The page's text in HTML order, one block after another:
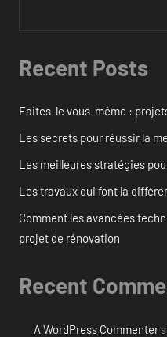
Recent Posts
Faites-le vous-même :
Les secrets pour réussir la
Les meilleures stratégies
Les travaux qui font la
Comment les avancées
projet de rénovation
Recent
A WordPress Commenter